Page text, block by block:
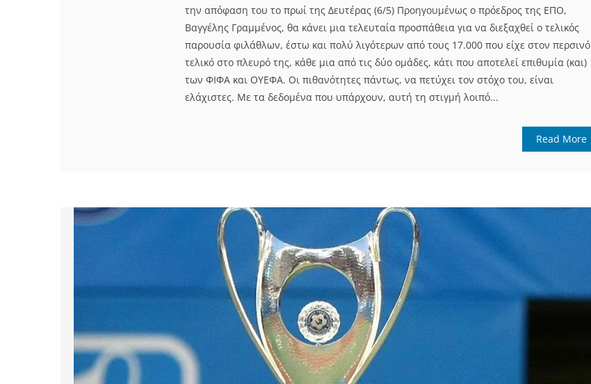
την απόφαση του το πρωί της Δευτέρας (6/5) Προηγουμένως ο πρόεδρος της ΕΠΟ,
Βαγγέλης Γραμμένος, θα κάνει μια τελευταία προσπάθεια για να διεξαχθεί ο τελικός
παρουσία φιλάθλων, έστω και πολύ λιγότερων από τους 17.000 που είχε στον περσινό
τελικό στο πλευρό της, κάθε μια από τις δύο ομάδες, κάτι που αποτελεί επιθυμία (και)
των ΦΙΦΑ και ΟΥΕΦΑ. Οι πιθανότητες πάντως, να πετύχει τον στόχο του, είναι
ελάχιστες. Με τα δεδομένα που υπάρχουν, αυτή τη στιγμή λοιπό...
Read More